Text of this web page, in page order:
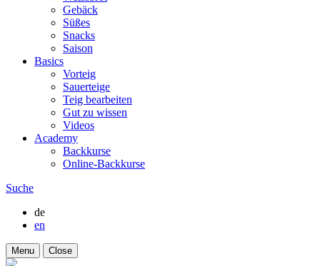
Gebäck
Süßes
Snacks
Saison
Basics
Vorteig
Sauerteige
Teig bearbeiten
Gut zu wissen
Videos
Academy
Backkurse
Online-Backkurse
Suche
de
en
Menu Close